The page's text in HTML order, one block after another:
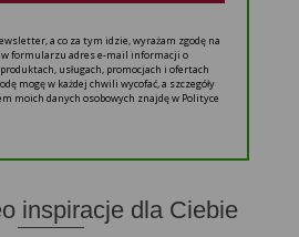
a co za tym idzie, wyrażam zgodę na
w formularzu adres e-mail informacji o
usługach, promocjach i ofertach
mogę w każdej chwili wycofać, a szczegóły
moich danych osobowych znajdę w Polityce
inspiracje dla Ciebie